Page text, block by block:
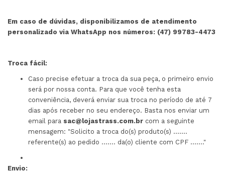
Em caso de dúvidas, disponibilizamos de atendimento
personalizado via WhatsApp nos números: (47) 99783-4473
Troca fácil:
Caso precise efetuar a troca da sua peça, o primeiro envio
será por nossa conta. Para que você tenha esta
conveniência, deverá enviar sua troca no período de até 7
dias após receber no seu endereço. Basta nos enviar um
email para sac@lojastrass.com.br com a seguinte
mensagem: "Solicito a troca do(s) produto(s) .......
referente(s) ao pedido ....... da(o) cliente com CPF ......."
Envio: